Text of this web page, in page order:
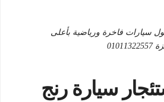
سيارات فاخرة ورياضية بأعلى
سيارة رنج